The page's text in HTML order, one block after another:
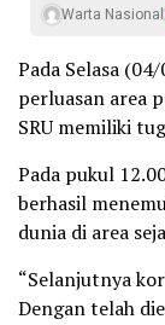
Warta Nasional
Pada Selasa
perluasan area
SRU memiliki
Pada pukul
berhasil
dunia di area
“Selanjutnya
Dengan telah